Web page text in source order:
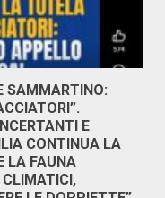
SAMMARTINO:
E
CONTINUA LA
LA FAUNA